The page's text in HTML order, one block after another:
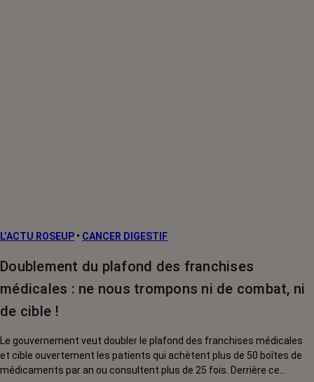
L’ACTU ROSEUP • CANCER DIGESTIF
Doublement du plafond des franchises
médicales : ne nous trompons ni de combat, ni
de cible !
Le gouvernement veut doubler le plafond des franchises médicales
et cible ouvertement les patients qui achètent plus de 50 boîtes de
médicaments par an ou consultent plus de 25 fois. Derrière ce